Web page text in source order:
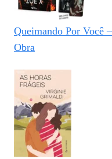
Queimando Por Você
Obra